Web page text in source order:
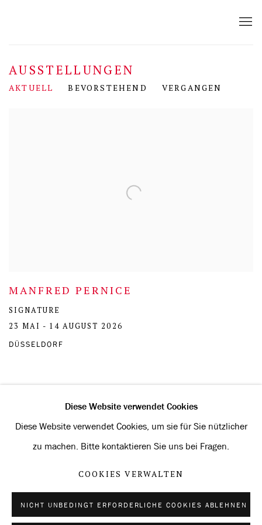
AUSSTELLUNGEN
AKTUELL BEVORSTEHEND VERGANGEN
MANFRED PERNICE
SIGNATURE
23 MAI - 14 AUGUST 2026
DÜSSELDORF
Cookies verwalten
Diese Website verwendet Cookies
Diese Website verwendet Cookies, um sie für Sie nützlicher
zu machen. Bitte kontaktieren Sie uns bei Fragen.
COOKIES VERWALTEN
NICHT UNBEDINGT ERFORDERLICHE COOKIES ABLEHNEN